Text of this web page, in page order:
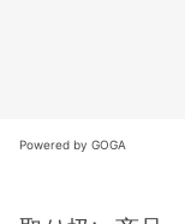
Powered by GOGA